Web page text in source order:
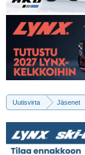
Uutisvirta Jäsenet